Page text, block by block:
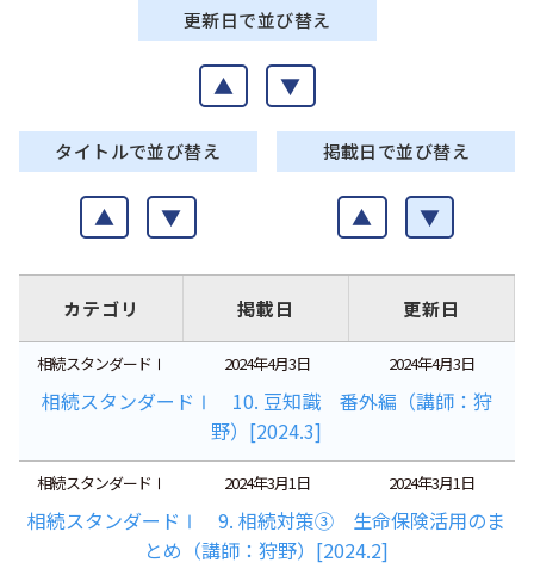
更新日で並び替え
▲ ▼
タイトルで並び替え
▲ ▼
掲載日で並び替え
▲ ▼
カテゴリ 掲載日 更新日
相続スタンダードⅠ 2024年4月3日 2024年4月3日
相続スタンダードⅠ 10. 豆知識 番外編（講師：狩
野）[2024.3]
相続スタンダードⅠ 2024年3月1日 2024年3月1日
相続スタンダードⅠ 9. 相続対策③ 生命保険活用のま
とめ（講師：狩野）[2024.2]